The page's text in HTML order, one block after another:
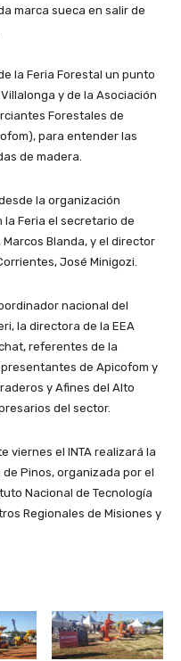
marca sueca en salir de
la Feria Forestal un punto
y de la Asociación
Forestales de
para entender las
de madera.
la organización
Feria el secretario de
Blanda, y el director
José Minigozi.
nacional del
la directora de la EEA
referentes de la
de Apicofom y
y Afines del Alto
del sector.
viernes el INTA realizará la
Pinos, organizada por el
Nacional de Tecnología
Regionales de Misiones y